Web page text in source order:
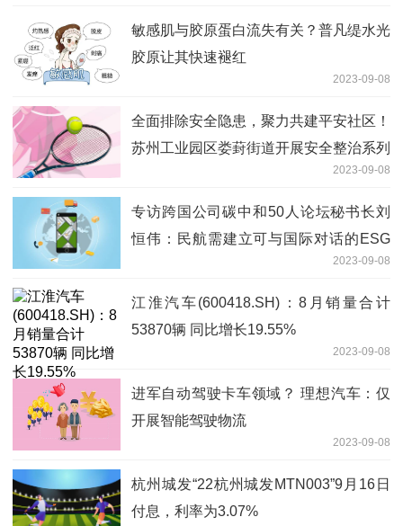
敏感肌与胶原蛋白流失有关？普凡缇水光
胶原让其快速褪红
2023-09-08
全面排除安全隐患，聚力共建平安社区！
苏州工业园区娄葑街道开展安全整治系列
2023-09-08
专访跨国公司碳中和50人论坛秘书长刘
恒伟：民航需建立可与国际对话的ESG
2023-09-08
江淮汽车(600418.SH)：8月销量合计
53870辆 同比增长19.55%
2023-09-08
进军自动驾驶卡车领域？ 理想汽车：仅
开展智能驾驶物流
2023-09-08
杭州城发“22杭州城发MTN003”9月16日
付息，利率为3.07%